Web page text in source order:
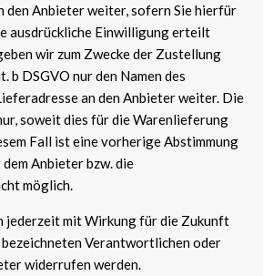
den Anbieter weiter, sofern Sie hierfür
ausdrückliche Einwilligung erteilt
wir zum Zwecke der Zustellung
b DSGVO nur den Namen des
an den Anbieter weiter. Die
soweit dies für die Warenlieferung
Fall ist eine vorherige Abstimmung
Anbieter bzw. die
möglich.
jederzeit mit Wirkung für die Zukunft
Verantwortlichen oder
widerrufen werden.